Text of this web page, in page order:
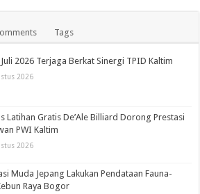
Tags
2026 Terjaga Berkat Sinergi TPID Kaltim
2026
Latihan Gratis De’Ale Billiard Dorong Prestasi
PWI Kaltim
2026
Muda Jepang Lakukan Pendataan Fauna-
Raya Bogor